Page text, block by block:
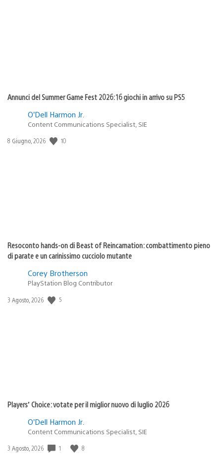
Annunci del Summer Game Fest 2026: 16 giochi in arrivo su PS5
O’Dell Harmon Jr.
Content Communications Specialist, SIE
Data
8 Giugno, 2026 10
Resoconto hands-on di Beast of Reincarnation: combattimento pieno
di parate e un carinissimo cucciolo mutante
Corey Brotherson
PlayStation Blog Contributor
Data
3 Agosto, 2026 5
Players’ Choice: votate per il miglior nuovo di luglio 2026
O’Dell Harmon Jr.
Content Communications Specialist, SIE
Data
3 Agosto, 2026 1 8